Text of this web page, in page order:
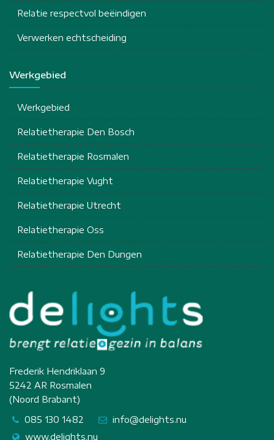
Relatie respectvol beëindigen
Verwerken echtscheiding
Werkgebied
Werkgebied
Relatietherapie Den Bosch
Relatietherapie Rosmalen
Relatietherapie Vught
Relatietherapie Utrecht
Relatietherapie Oss
Relatietherapie Den Dungen
Frederik Hendriklaan 9
5242 AR Rosmalen
(Noord Brabant)
085 130 1482
info@delights.nu
www.delights.nu